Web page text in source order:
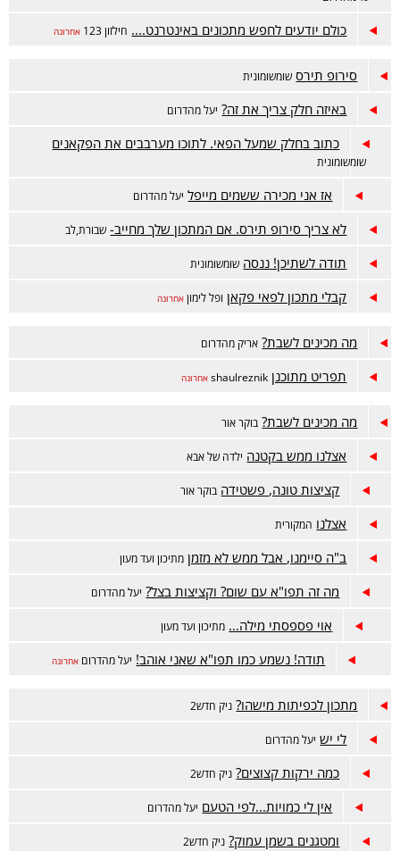
כולם יודעים לחפש מתכונים באינטרנט.... חילזון 123 אחרונה
סירופ תירס שומשומונית
באיזה חלק צריך את זה? יעל מהדרום
כתוב בחלק שמעל הפאי. לתוכו מערבבים את הפקאנים
שומשומונית
אז אני מכירה ששמים מייפל יעל מהדרום
לא צריך סירופ תירס. אם המתכון שלך מחייב- שבורת,לב
תודה לשתיכן! ננסה שומשומונית
קבלי מתכון לפאי פקאן ופל לימון אחרונה
מה מכינים לשבת? אריק מהדרום
תפריט מתוכנן shaulreznik אחרונה
מה מכינים לשבת? בוקר אור
אצלנו ממש בקטנה ילדה של אבא
קציצות טונה, פשטידה בוקר אור
אצלנו המקורית
ב"ה סיימנו, אבל ממש לא מזמן מתיכון ועד מעון
מה זה תפו"א עם שום? וקציצות בצל? יעל מהדרום
אוי פספסתי מילה... מתיכון ועד מעון
תודה! נשמע כמו תפו"א שאני אוהב! יעל מהדרום אחרונה
מתכון לכפיתות מישהו? ניק חדש2
לי יש יעל מהדרום
כמה ירקות קצוצים? ניק חדש2
אין לי כמויות...לפי הטעם יעל מהדרום
ומטגנים בשמן עמוק? ניק חדש2